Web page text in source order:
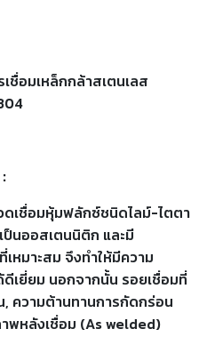
เชื่อมเหล็กกล้าสเตนเลส
:
ดเชื่อมหุ้มฟลักซ์ชนิดไลม์-ไตตา
ป็นออสเตนนิติก และมี
หมาะสม จึงทำให้มีความ
เยี่ยม นอกจากนั้น รอยเชื่อมที่
, ความต้านทานการกัดกร่อน
พหลังเชื่อม (As welded)